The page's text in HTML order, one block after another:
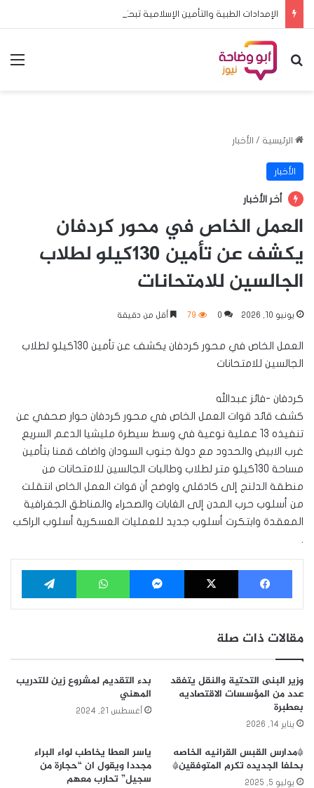
بحث عن
الرئيسية / الأخبار
الأخبار
أخر الأخبار
العمل الخاص في محور كردفان
يكشف عن تأمين 130كيلو لطلاب
الجالسين للامتحانات
يونيو 10, 2026 0
79 أقل من دقيقة
العمل الخاص في محور كردفان يكشف عن تأمين 130كيلو لطلاب
الجالسين للامتحانات
كردفان -فائز عبدالله
كشف قائد قوات العمل الخاص في محور كردفان حوار صحفي عن
تنفيذه 13 عملية نوعية في وسط سيطرة مليشيا الدعم السريع
غرب الابيض والحدود مع دولة جنوب السودان واضاف قمنا بتأمين
مساحة 130كيلو متر لطلاب وطالبات الجالسين للامتحانات من
منطقة الدلنج إلى كادقلي واوضح أن قوات العمل الخاص انتقلت
من أسلوب حرب المدن إلى الغابات والصحراء والمناطق الجغرافية
المعقدة وابتكرت أسلوب جديد للعمليات العسكرية أسلوب الراكب
.
فيسبوك ‫X ماسنجر واتساب
مقالات ذات صلة
وزير البنى التحتية والنقل يتفقد
عدد من المؤسسات الاقتصاديه
بعطبرة
يناير 14, 2026
بدء التقديم لمشروع زين للتدريب
المهني
أغسطس 21, 2024
*مدارس القبس القرانيه الخاصه
بحلفا الجديده تكرم المتوفقين*
يوليو 5, 2025
ياسر العطا يخاطب لواء البراء
مجددا ويقول ان “حجارة من
سجيل” تحارب معهم